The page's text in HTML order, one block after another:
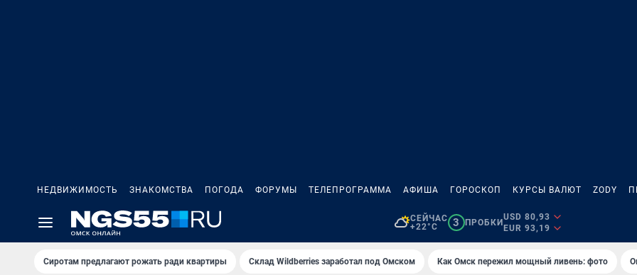
НЕДВИЖИМОСТЬ ЗНАКОМСТВА ПОГОДА ФОРУМЫ ТЕЛЕПРОГРАММА АФИША ГОРОСКОП КУРСЫ ВАЛЮТ ZODY
СЕЙЧАС
+22°C
3 ПРОБКИ
USD 80,93
EUR 93,19
Сиротам предлагают рожать ради квартиры Склад Wildberries заработал под Омском Как Омск пережил мощный ливень: фото